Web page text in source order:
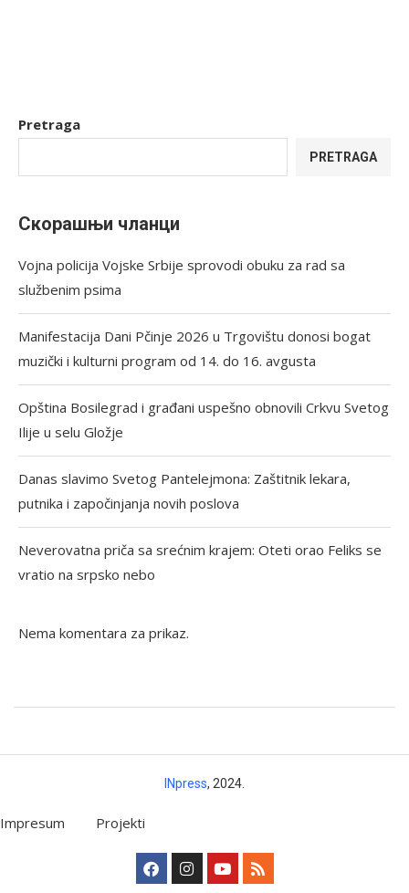
Pretraga
PRETRAGA
Скорашњи чланци
Vojna policija Vojske Srbije sprovodi obuku za rad sa
službenim psima
Manifestacija Dani Pčinje 2026 u Trgovištu donosi bogat
muzički i kulturni program od 14. do 16. avgusta
Opština Bosilegrad i građani uspešno obnovili Crkvu Svetog
Ilije u selu Gložje
Danas slavimo Svetog Pantelejmona: Zaštitnik lekara,
putnika i započinjanja novih poslova
Neverovatna priča sa srećnim krajem: Oteti orao Feliks se
vratio na srpsko nebo
Nema komentara za prikaz.
INpress, 2024.
Impresum Projekti